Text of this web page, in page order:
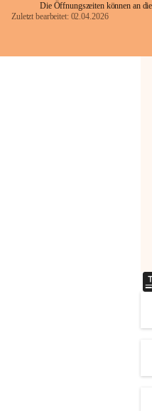
Die Öffnungszeiten können an
Zuletzt bearbeitet: 02.04.2026